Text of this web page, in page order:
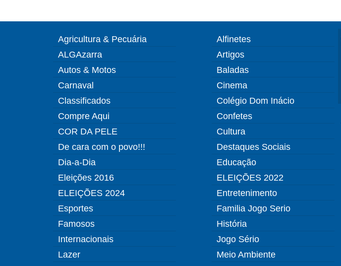
Agricultura & Pecuária
ALGAzarra
Autos & Motos
Carnaval
Classificados
Compre Aqui
COR DA PELE
De cara com o povo!!!
Dia-a-Dia
Eleições 2016
ELEIÇÕES 2024
Esportes
Famosos
Internacionais
Lazer
Alfinetes
Artigos
Baladas
Cinema
Colégio Dom Inácio
Confetes
Cultura
Destaques Sociais
Educação
ELEIÇÕES 2022
Entretenimento
Familia Jogo Serio
História
Jogo Sério
Meio Ambiente